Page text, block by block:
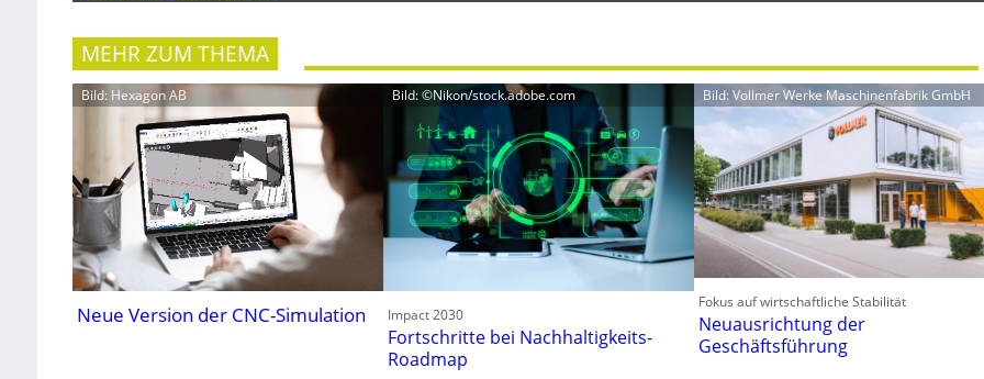
MEHR ZUM THEMA
Bild: Hexagon AB
Neue Version der CNC-Simulation
Bild: ©Nikon/stock.adobe.com
Impact 2030
Fortschritte bei Nachhaltigkeits-
Roadmap
Bild: Vollmer Werke Maschinenfabrik GmbH
Fokus auf wirtschaftliche Stabilität
Neuausrichtung der
Geschäftsführung